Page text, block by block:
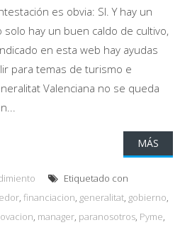
es obvia: SI. Y hay un
hay un buen caldo de cultivo,
en esta web hay ayudas
para temas de turismo e
Valenciana no se queda
MÁS
Etiquetado con
, financiacion, generalitat, gobierno,
, manager, paranosotros, Pyme,